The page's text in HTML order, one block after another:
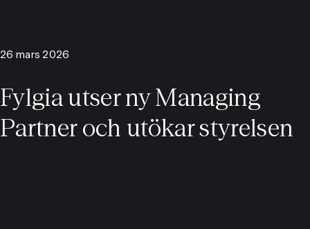
Advokatfirman Fylgia KB
Besöksadress: Nybrogatan 11, Stockholm
Postadress: Box 55555, 102 04 Stockholm
26 mars 2026
Fylgia utser ny Managing
Partner och utökar styrelsen